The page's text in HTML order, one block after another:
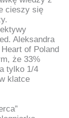
cieszy się
Aleksandra
of Poland
że 33%
tylko 1/4
klatce